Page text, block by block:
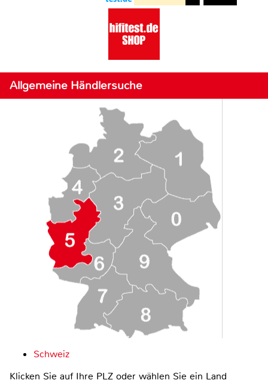
Allgemeine Händlersuche
Schweiz
Klicken Sie auf Ihre PLZ oder wählen Sie ein Land